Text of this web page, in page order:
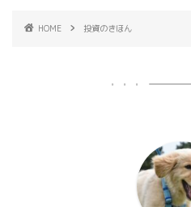
HOME 投資のきほん